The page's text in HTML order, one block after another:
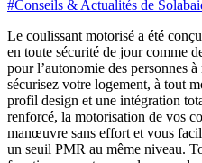
#Conseils & Actualités de
Le coulissant motorisé a été
en toute sécurité de jour comme
pour l’autonomie des personnes
sécurisez votre logement, à tout
profil design et une intégration
renforcé, la motorisation de vos
manœuvre sans effort et vous
un seuil PMR au même niveau.